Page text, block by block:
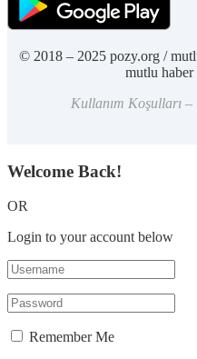
© 2018 – 2025 pozy.org /
mutlu
Kullanım Koşulları
Welcome Back!
OR
Login to your account below
Remember Me